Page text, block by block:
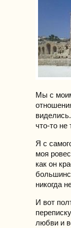
Мы с
что-то не
Я с
моя
как он
никогда
И вот
любви и